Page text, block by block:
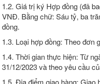
1.2. Giá trị ký Hợp đồng (đã
VNĐ. Bằng chữ: Sáu tỷ, ba
đồng.
1.3. Loại hợp đồng: Theo đơn
1.4. Thời gian thực hiện: Từ
31/12/2023 và theo yêu cầu
1.5. Địa điểm giao hàng: Giao